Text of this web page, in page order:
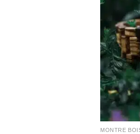
MONTRE